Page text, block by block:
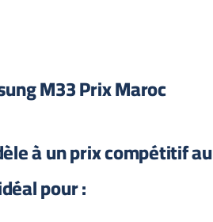
M33 Prix Maroc
à un prix compétitif au
pour :